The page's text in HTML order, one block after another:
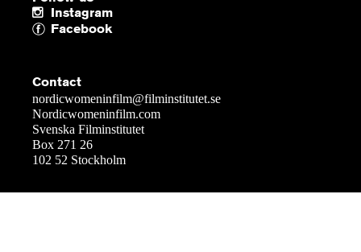
Instagram
Facebook
Contact
nordicwomeninfilm@filminstitutet.se
Nordicwomeninfilm.com
Svenska Filminstitutet
Box 271 26
102 52 Stockholm